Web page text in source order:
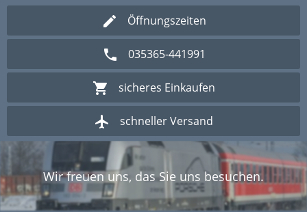
Öffnungszeiten
035365-441991
sicheres Einkaufen
schneller Versand
Wir freuen uns, das Sie uns besuchen.
Herzlich Willkommen im Onlineshop
Modellbahn - Eck Kloppe.
Wir freuen uns, das Sie uns besuchen.
Herzlich Willkommen im Onlineshop
Modellbahn - Eck Kloppe.